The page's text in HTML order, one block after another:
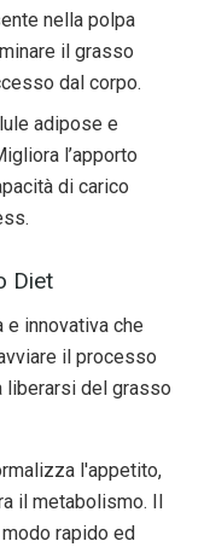
nella polpa
il grasso
dal corpo.
adipose e
l’apporto
di carico
Diet
e innovativa che
il processo
liberarsi del grasso
l'appetito,
il metabolismo. Il
rapido ed